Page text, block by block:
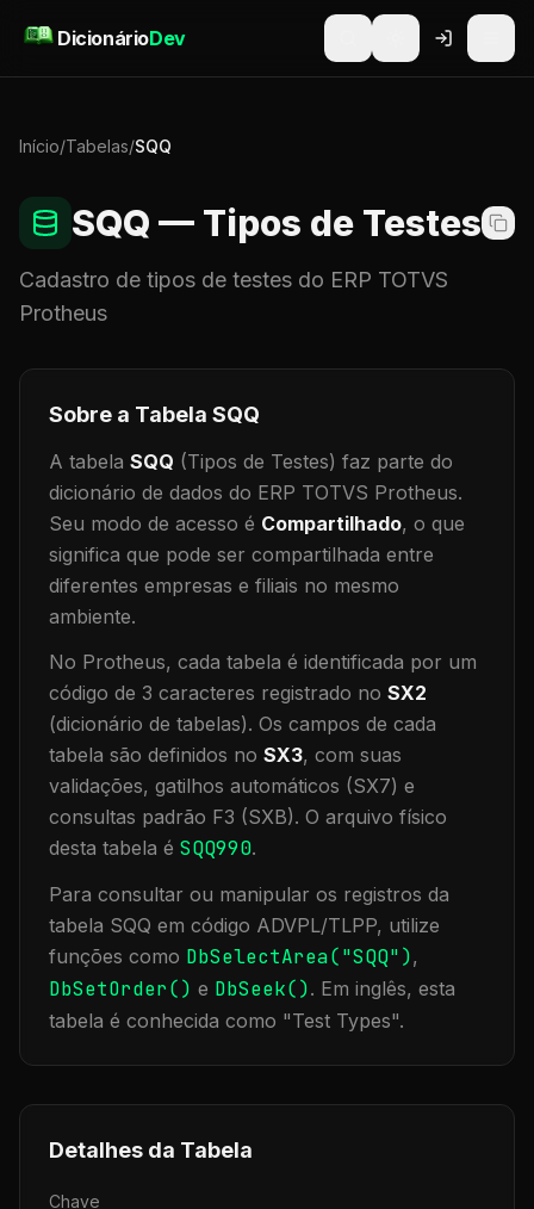
DicionárioDev
Início/Tabelas/SQQ
SQQ — Tipos de Testes
Cadastro de tipos de testes do ERP TOTVS
Protheus
Sobre a Tabela SQQ
A tabela SQQ (Tipos de Testes) faz parte do
dicionário de dados do ERP TOTVS Protheus.
Seu modo de acesso é Compartilhado, o que
significa que pode ser compartilhada entre
diferentes empresas e filiais no mesmo
ambiente.
No Protheus, cada tabela é identificada por um
código de 3 caracteres registrado no SX2
(dicionário de tabelas). Os campos de cada
tabela são definidos no SX3, com suas
validações, gatilhos automáticos (SX7) e
consultas padrão F3 (SXB). O arquivo físico
desta tabela é SQQ990.
Para consultar ou manipular os registros da
tabela SQQ em código ADVPL/TLPP, utilize
funções como DbSelectArea("SQQ"),
DbSetOrder() e DbSeek(). Em inglês, esta
tabela é conhecida como "Test Types".
Detalhes da Tabela
Chave